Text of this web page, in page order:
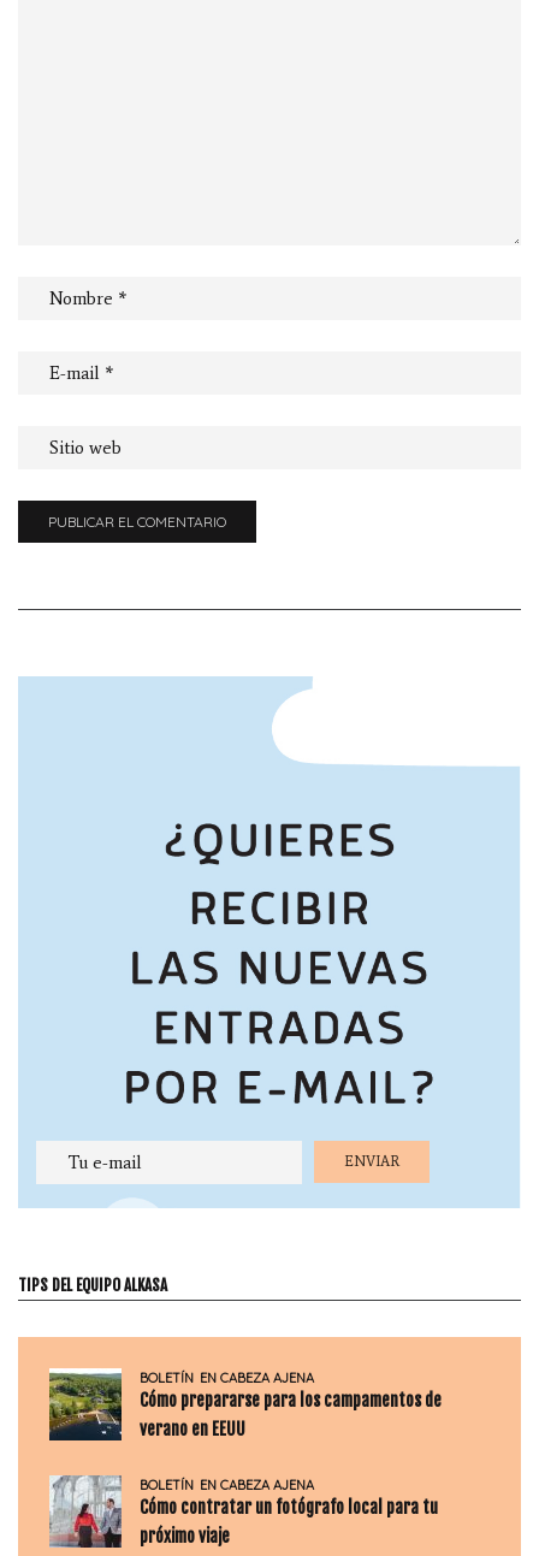
TIPS DEL EQUIPO ALKASA
BOLETÍN EN CABEZA AJENA
Cómo prepararse para los campamentos de
verano en EEUU
BOLETÍN EN CABEZA AJENA
Cómo contratar un fotógrafo local para tu
próximo viaje